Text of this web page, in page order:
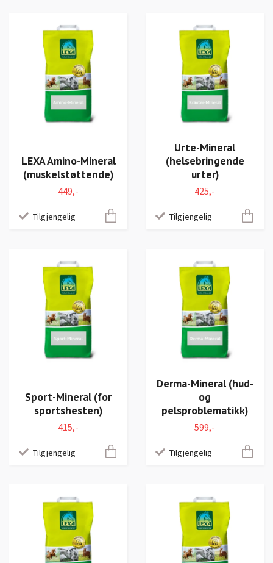
LEXA Amino-Mineral
(muskelstøttende)
449,-
Tilgjengelig
Urte-Mineral
(helsebringende
urter)
425,-
Tilgjengelig
Sport-Mineral (for
sportshesten)
415,-
Tilgjengelig
Derma-Mineral (hud-
og
pelsproblematikk)
599,-
Tilgjengelig